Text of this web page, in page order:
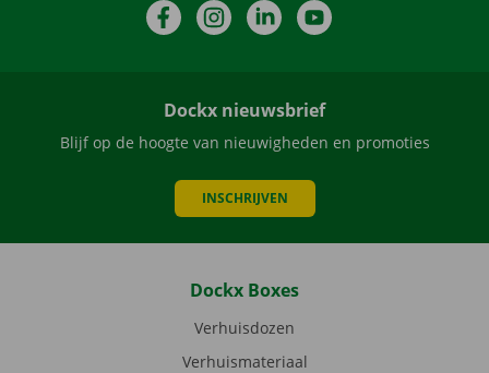
FacebookInstagramLinkedIn
Dockx nieuwsbrief
Blijf op de hoogte van nieuwigheden en promoties
INSCHRIJVEN
Dockx Boxes
Verhuisdozen
Verhuismateriaal